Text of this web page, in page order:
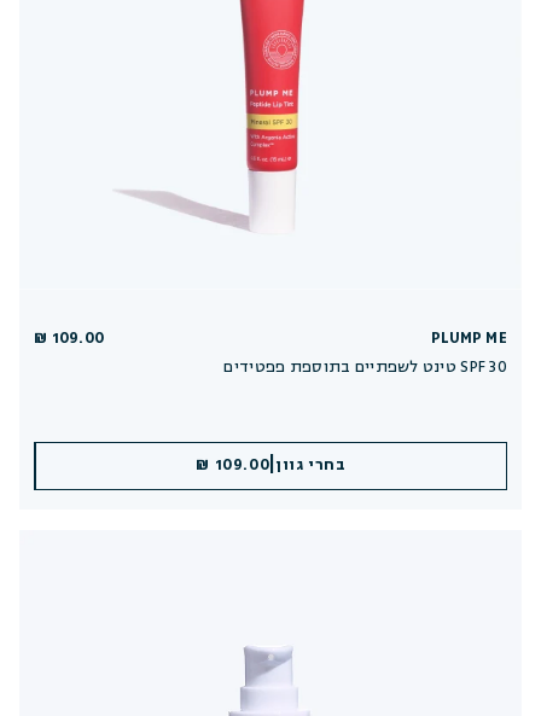
PLUMP ME
טינט לשפתיים בתוספת פפטידים SPF 30
109.00 ₪
בחרי גוון 109.00 ₪הוספה לסל|
109.00 ₪